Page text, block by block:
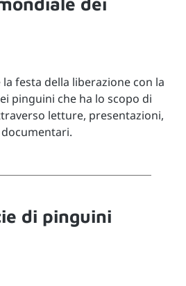
festa della liberazione con la
pinguini che ha lo scopo di
letture, presentazioni,
di pinguini